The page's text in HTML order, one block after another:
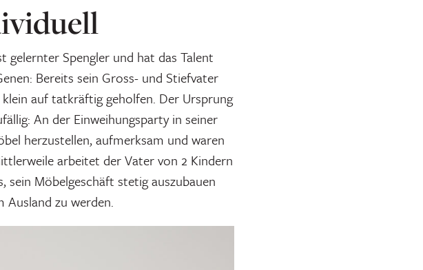
gelernter Spengler und hat das Talent
Bereits sein Gross- und Stiefvater
auf tatkräftig geholfen. Der Ursprung
An der Einweihungsparty in seiner
herzustellen, aufmerksam und waren
arbeitet der Vater von 2 Kindern
sein Möbelgeschäft stetig auszubauen
Ausland zu werden.